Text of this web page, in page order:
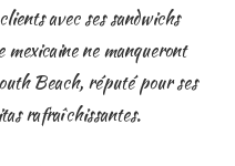
avec ses sandwichs
mexicaine ne manqueront
Beach, réputé pour ses
rafraîchissantes.